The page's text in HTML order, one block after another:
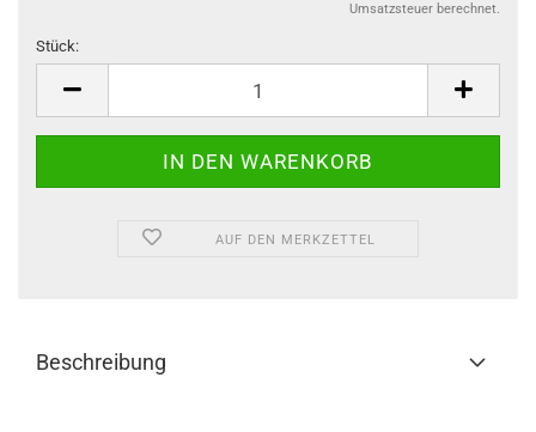
Umsatzsteuer berechnet.
Stück:
AUF DEN MERKZETTEL
Beschreibung